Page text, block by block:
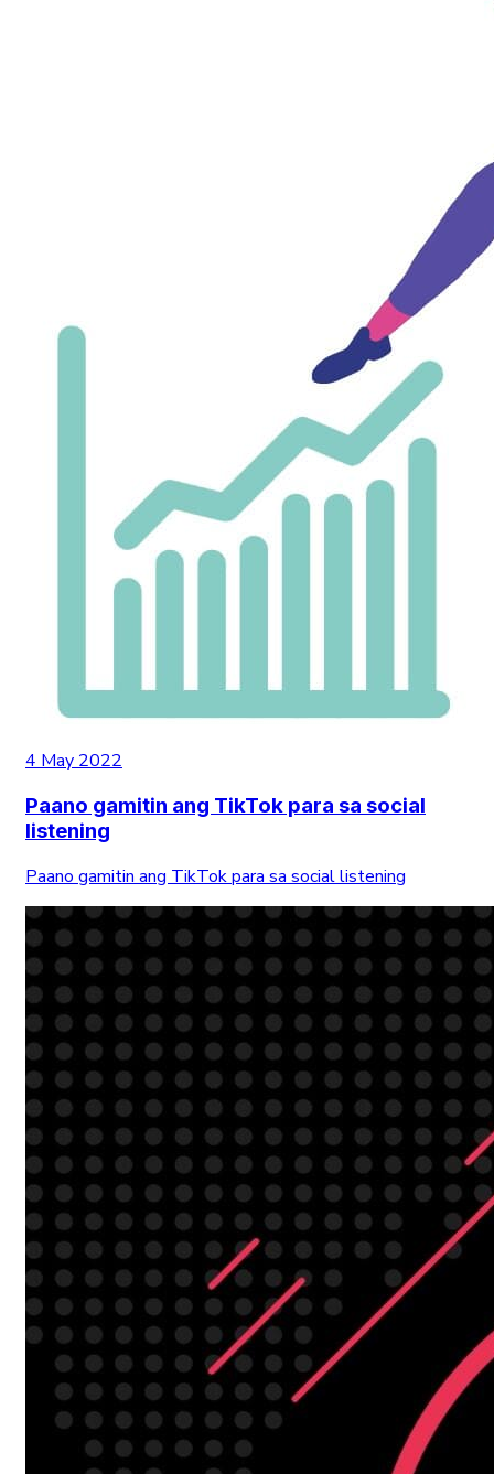
4 May 2022
Paano gamitin ang TikTok para sa social
listening
Paano gamitin ang TikTok para sa social listening